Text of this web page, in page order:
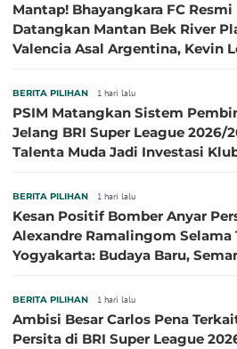
Mantap! Bhayangkara FC Resmi
Datangkan Mantan Bek River
Valencia Asal Argentina, Kevin Leonel
BERITA PILIHAN 1 hari lalu
PSIM Matangkan Sistem
Jelang BRI Super League 2026/
Talenta Muda Jadi Investasi
BERITA PILIHAN 1 hari lalu
Kesan Positif Bomber Anyar
Alexandre Ramalingom Selama
Yogyakarta: Budaya Baru,
BERITA PILIHAN 1 hari lalu
Ambisi Besar Carlos Pena
Persita di BRI Super League